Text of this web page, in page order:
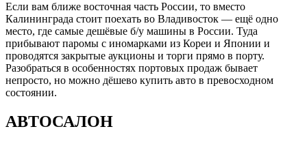
Если вам ближе восточная часть России, то вместо
Калининграда стоит поехать во Владивосток — ещё одно
место, где самые дешёвые б/у машины в России. Туда
прибывают паромы с иномарками из Кореи и Японии и
проводятся закрытые аукционы и торги прямо в порту.
Разобраться в особенностях портовых продаж бывает
непросто, но можно дёшево купить авто в превосходном
состоянии.
АВТОСАЛОН